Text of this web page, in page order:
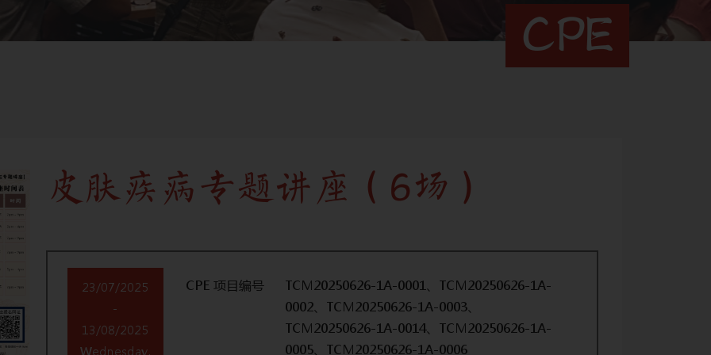
CPE
皮肤疾病专题讲座（6场）
23/07/2025
-
13/08/2025
Wednesday,
CPE 项目编号
TCM20250626-1A-0001、TCM20250626-1A-
0002、TCM20250626-1A-0003、
TCM20250626-1A-0014、TCM20250626-1A-
0005、TCM20250626-1A-0006